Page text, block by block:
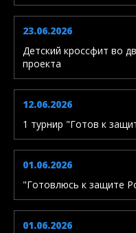
23.06.2026
Детский кроссфит во
проекта
12.06.2026
1 турнир "Готов к
01.06.2026
"Готовлюсь к защите
01.06.2026